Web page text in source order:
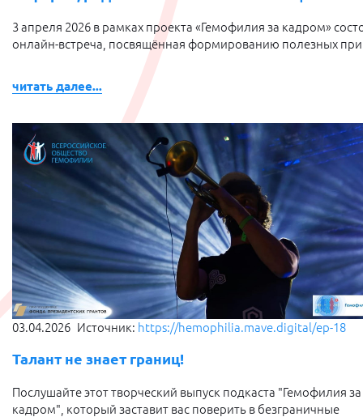
3 апреля 2026 в рамках проекта «Гемофилия за кадром»
онлайн-встреча, посвящённая формированию полезных
читать далее...
03.04.2026 Источник: https://hemophilia.mave.digital/ep-18
Талант не знает границ!
Послушайте этот творческий выпуск подкаста "Гемофилия за
кадром", который заставит вас поверить в безграничные